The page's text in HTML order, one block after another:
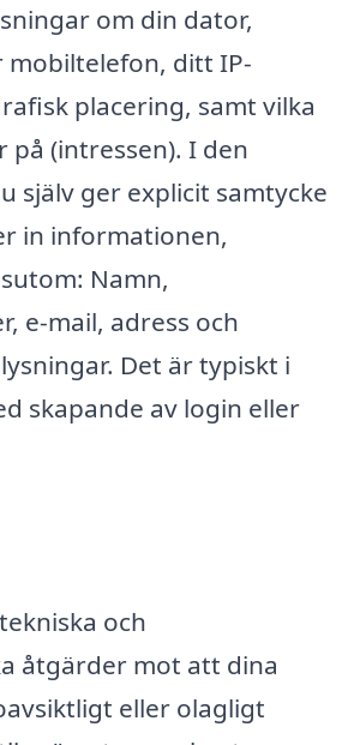
om din dator,
ditt IP-
placering, samt vilka
på (intressen). I den
själv ger explicit samtycke
in informationen,
Namn,
e-mail, adress och
Det är typiskt i
skapande av login eller
och
åtgärder mot att dina
eller olagligt